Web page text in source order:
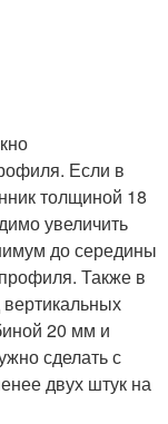
Если в
толщиной 18
увеличить
до середины
Также в
20 мм и
сделать с
двух штук на